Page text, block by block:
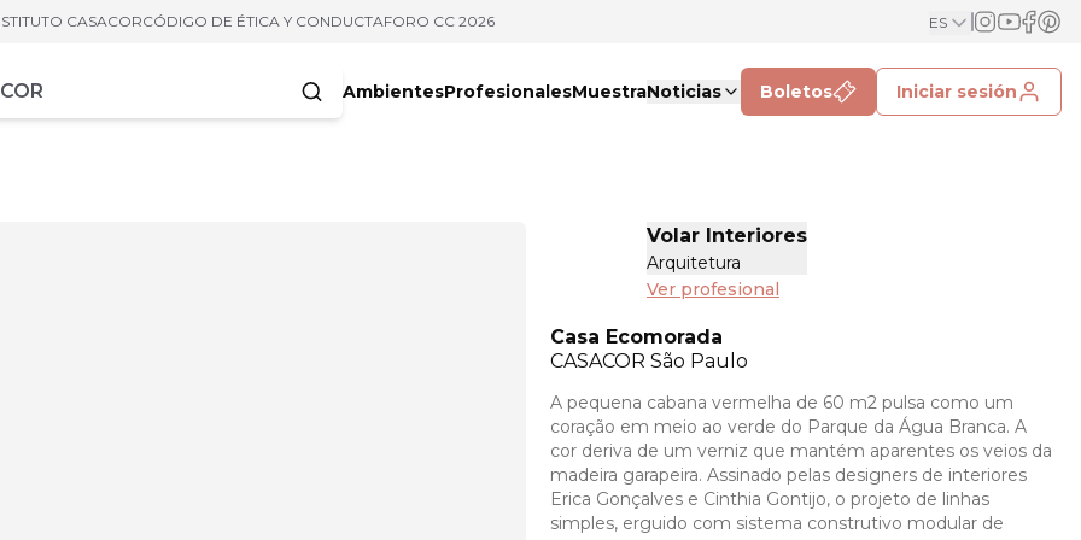
CASACORCÓDIGO DE ÉTICA Y CONDUCTAFORO CC 2026 ES
AmbientesProfesionalesMuestraNoticias Boletos Iniciar sesión
Volar Interiores
Arquitetura
Ver profesional
Casa Ecomorada
CASACOR São Paulo
A pequena cabana vermelha de 60 m2 pulsa como um
coração em meio ao verde do Parque da Água Branca. A
cor deriva de um verniz que mantém aparentes os veios da
madeira garapeira. Assinado pelas designers de interiores
Erica Gonçalves e Cinthia Gontijo, o projeto de linhas
simples, erguido com sistema construtivo modular de